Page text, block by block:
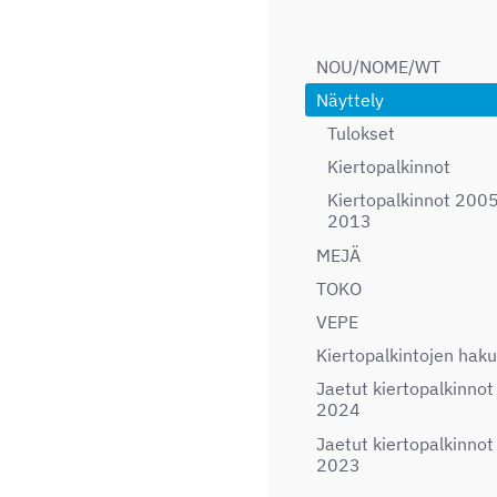
NOU/NOME/WT
Näyttely
Tulokset
Kiertopalkinnot
Kiertopalkinnot
2013
MEJÄ
TOKO
VEPE
Kiertopalkintojen haku
Jaetut kiertopalkinnot
2024
Jaetut kiertopalkinnot
2023